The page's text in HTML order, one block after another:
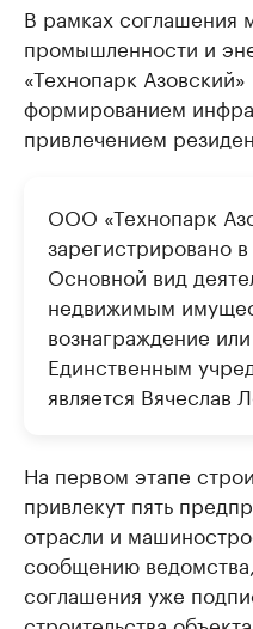
В рамках соглашения
промышленности и
«Технопарк
формированием
привлечением
ООО «Технопарк
зарегистрировано
Основной вид
недвижимым
вознаграждение
Единственным
является Вячеслав
На первом этапе
привлекут пять
отрасли и
сообщению
соглашения уже